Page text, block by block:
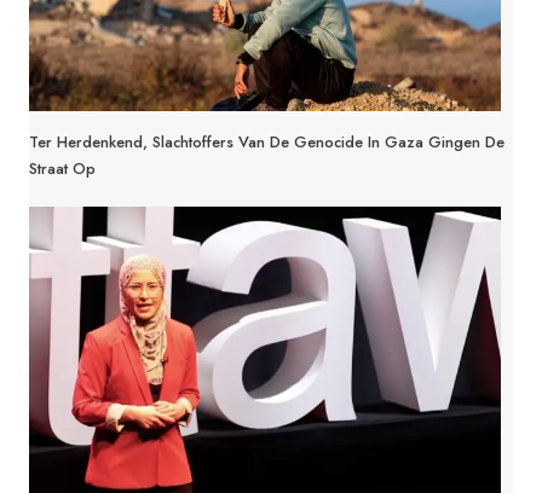
Ter Herdenkend, Slachtoffers Van De Genocide In Gaza Gingen De
Straat Op